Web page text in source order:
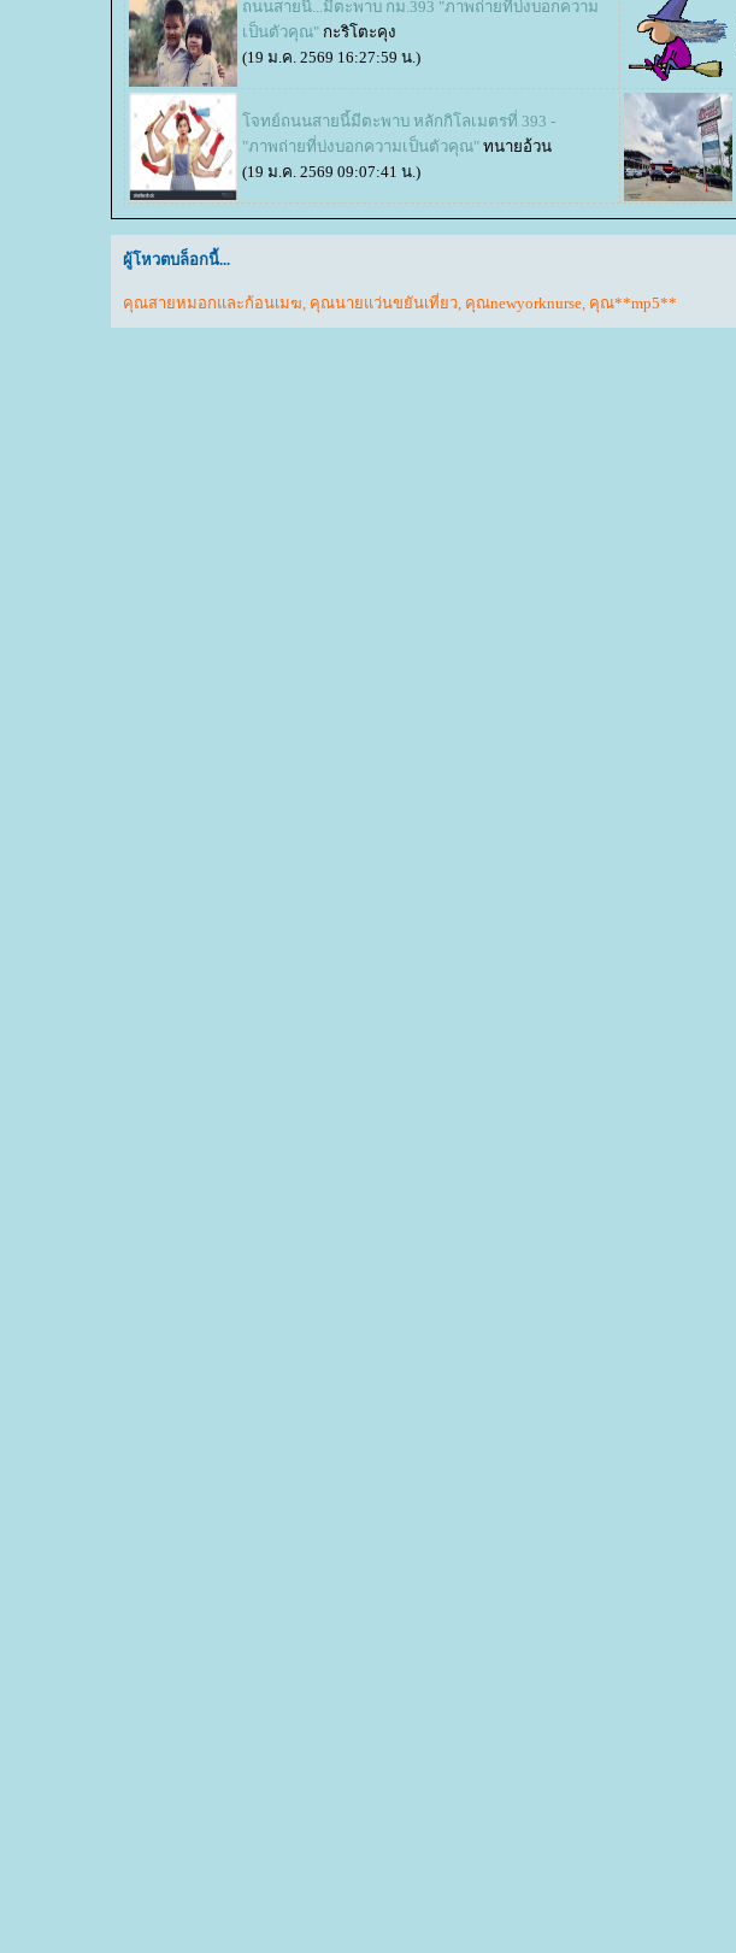
ถนนสายนี้...มีตะพาบ กม.393 "ภาพถ่ายที่บ่งบอกความ
เป็นตัวคุณ" กะริโตะคุง
(19 ม.ค. 2569 16:27:59 น.)
จทย์ถนนสายนี้มีตะพาบ หลักกิโลเมตรที่ 393 -
"ภาพถ่ายที่บ่งบอกความเป็นตัวคุณ" ทนายอ้วน
(19 ม.ค. 2569 09:07:41 น.)
ผู้โหวตบล็อกนี้...
คุณสายหมอกและก้อนเมฆ, คุณนายแว่นขยันเที่ยว, คุณnewyorknurse, คุณ**mp5**